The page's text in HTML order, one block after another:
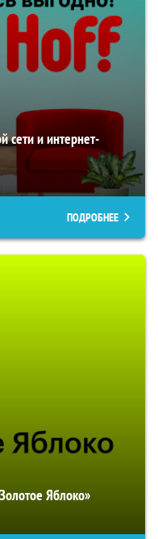
сети и интернет-
ПОДРОБНЕЕ
Яблоко»